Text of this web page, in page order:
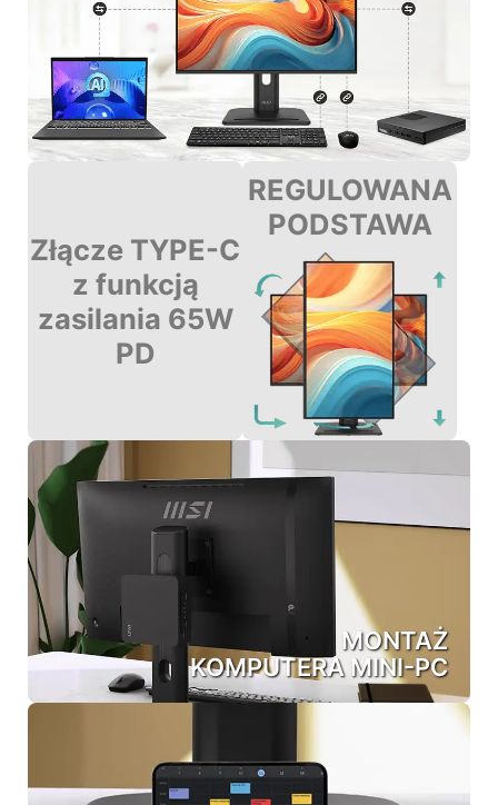
Złącze TYPE-C
z funkcją
zasilania 65W
PD
REGULOWANA
PODSTAWA
MONTAŻ
KOMPUTERA MINI-PC